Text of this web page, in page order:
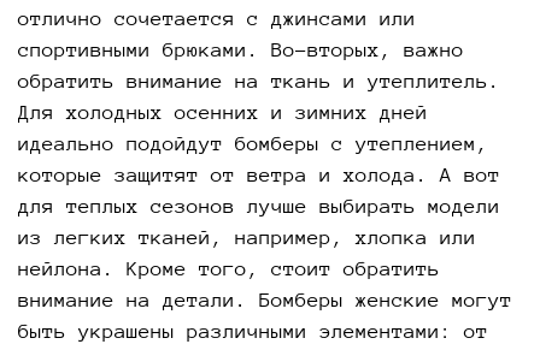
отлично сочетается с джинсами или
спортивными брюками. Во-вторых, важно
обратить внимание на ткань и утеплитель.
Для холодных осенних и зимних дней
идеально подойдут бомберы с утеплением,
которые защитят от ветра и холода. А вот
для теплых сезонов лучше выбирать модели
из легких тканей, например, хлопка или
нейлона. Кроме того, стоит обратить
внимание на детали. Бомберы женские могут
быть украшены различными элементами: от